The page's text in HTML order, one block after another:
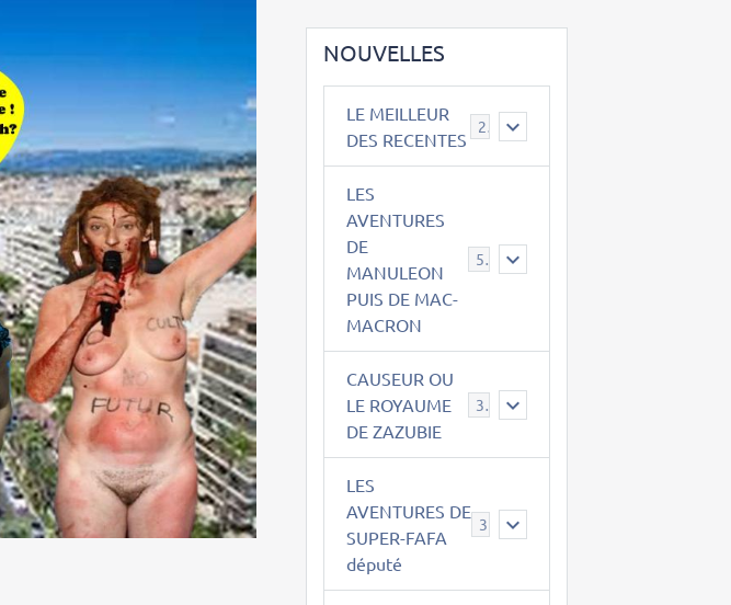
NOUVELLES
LE MEILLEUR
DES RECENTES
2
LES
AVENTURES
DE
MANULEON
PUIS DE MAC-
MACRON
543
CAUSEUR OU
LE ROYAUME
DE ZAZUBIE
38
LES
AVENTURES DE
SUPER-FAFA
député